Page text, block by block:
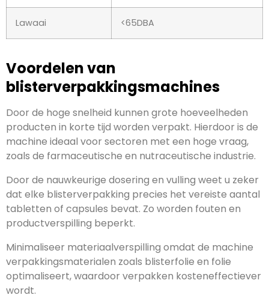
Lawaai <65DBA
Voordelen van
blisterverpakkingsmachines
Door de hoge snelheid kunnen grote hoeveelheden
producten in korte tijd worden verpakt. Hierdoor is de
machine ideaal voor sectoren met een hoge vraag,
zoals de farmaceutische en nutraceutische industrie.
Door de nauwkeurige dosering en vulling weet u zeker
dat elke blisterverpakking precies het vereiste aantal
tabletten of capsules bevat. Zo worden fouten en
productverspilling beperkt.
Minimaliseer materiaalverspilling omdat de machine
verpakkingsmaterialen zoals blisterfolie en folie
optimaliseert, waardoor verpakken kosteneffectiever
wordt.